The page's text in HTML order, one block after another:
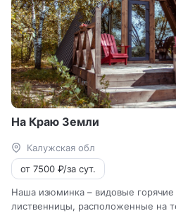
На Краю Земли
Калужская обл
от 7500 ₽/за сут.
Наша изюминка – видовые горячие
лиственницы, расположенные на